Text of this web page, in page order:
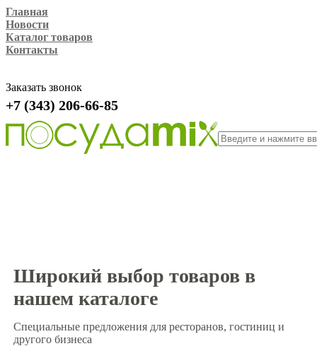
Главная
Новости
Каталог товаров
Контакты
Заказать звонок
+7 (343) 206-66-85
Широкий выбор товаров в
нашем каталоге
Специальные предложения для ресторанов, гостиниц и
другого бизнеса